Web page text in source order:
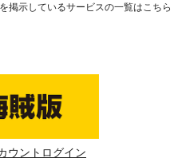
掲示しているサービスの一覧はこちら
ウントログイン